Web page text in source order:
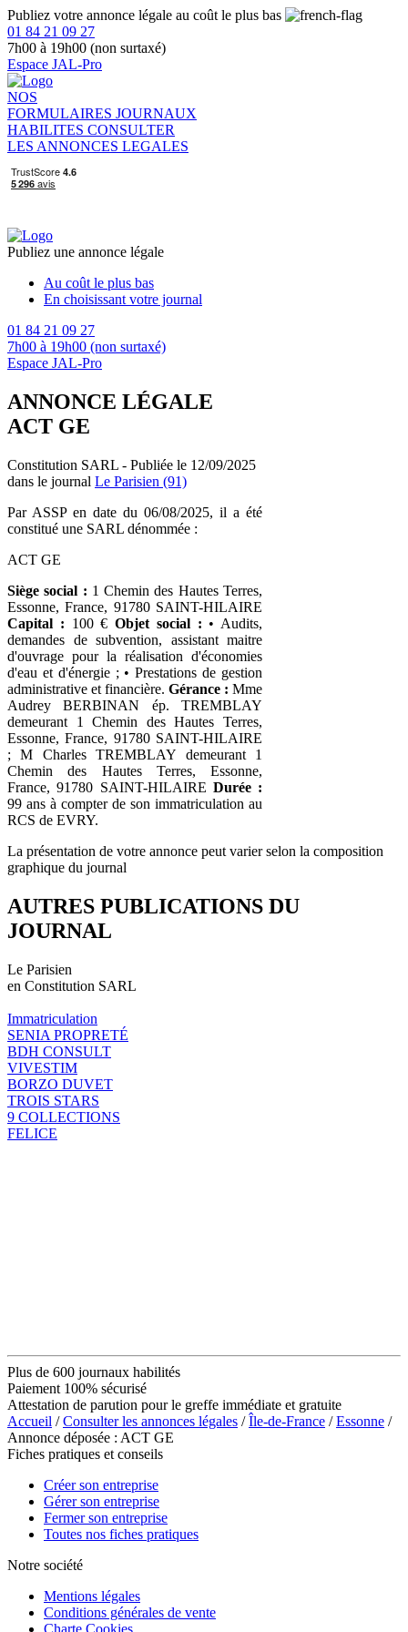
Publiez votre annonce légale au coût le plus bas
01 84 21 09 27
7h00 à 19h00 (non surtaxé)
Espace JAL-Pro
NOS
FORMULAIRES JOURNAUX
HABILITES CONSULTER
LES ANNONCES LEGALES
Publiez une annonce légale
Au coût le plus bas
En choisissant votre journal
01 84 21 09 27
7h00 à 19h00 (non surtaxé)
Espace JAL-Pro
ANNONCE LÉGALE
ACT GE
Constitution SARL - Publiée le 12/09/2025
dans le journal Le Parisien (91)
Par ASSP en date du 06/08/2025, il a été
constitué une SARL dénommée :
ACT GE
Siège social : 1 Chemin des Hautes Terres,
Essonne, France, 91780 SAINT-HILAIRE
Capital : 100 € Objet social : • Audits,
demandes de subvention, assistant maitre
d'ouvrage pour la réalisation d'économies
d'eau et d'énergie ; • Prestations de gestion
administrative et financière. Gérance : Mme
Audrey BERBINAN ép. TREMBLAY
demeurant 1 Chemin des Hautes Terres,
Essonne, France, 91780 SAINT-HILAIRE
; M Charles TREMBLAY demeurant 1
Chemin des Hautes Terres, Essonne,
France, 91780 SAINT-HILAIRE Durée :
99 ans à compter de son immatriculation au
RCS de EVRY.
La présentation de votre annonce peut varier selon la composition
graphique du journal
AUTRES PUBLICATIONS DU
JOURNAL
Le Parisien
en Constitution SARL
Immatriculation
SENIA PROPRETÉ
BDH CONSULT
VIVESTIM
BORZO DUVET
TROIS STARS
9 COLLECTIONS
FELICE
Plus de 600 journaux habilités
Paiement 100% sécurisé
Attestation de parution pour le greffe immédiate et gratuite
Accueil /Consulter les annonces légales /Île-de-France /Essonne /
Annonce déposée : ACT GE
Fiches pratiques et conseils
Créer son entreprise
Gérer son entreprise
Fermer son entreprise
Toutes nos fiches pratiques
Notre société
Mentions légales
Conditions générales de vente
Charte Cookies